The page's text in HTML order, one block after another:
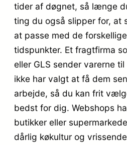
tider af døgnet, så længe
ting du også slipper for, at
at passe med de
tidspunkter. Et fragtfirma
eller GLS sender varerne
ikke har valgt at få dem
arbejde, så du kan frit
bedst for dig. Webshops
butikker eller
dårlig køkultur og